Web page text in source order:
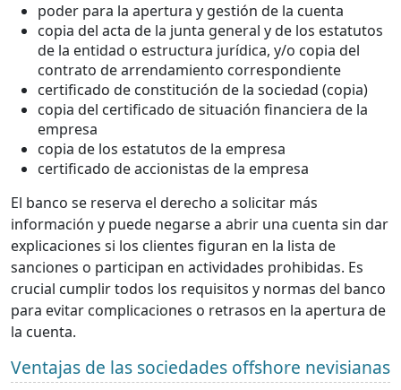
poder para la apertura y gestión de la cuenta
copia del acta de la junta general y de los estatutos
de la entidad o estructura jurídica, y/o copia del
contrato de arrendamiento correspondiente
certificado de constitución de la sociedad (copia)
copia del certificado de situación financiera de la
empresa
copia de los estatutos de la empresa
certificado de accionistas de la empresa
El banco se reserva el derecho a solicitar más
información y puede negarse a abrir una cuenta sin dar
explicaciones si los clientes figuran en la lista de
sanciones o participan en actividades prohibidas. Es
crucial cumplir todos los requisitos y normas del banco
para evitar complicaciones o retrasos en la apertura de
la cuenta.
Ventajas de las sociedades offshore nevisianas